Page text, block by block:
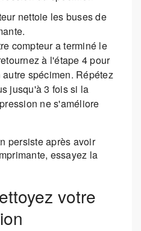
nettoie les buses de
compteur a terminé le
à l'étape 4 pour
spécimen. Répétez
jusqu'à 3 fois si la
ne s'améliore
persiste après avoir
essayez la
votre